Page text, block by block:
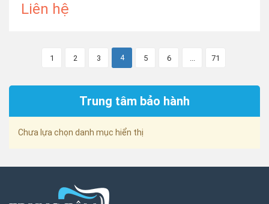
Liên hệ
1 2 3 4 5 6 71
Trung tâm bảo hành
Chưa lựa chọn danh mục hiển thị